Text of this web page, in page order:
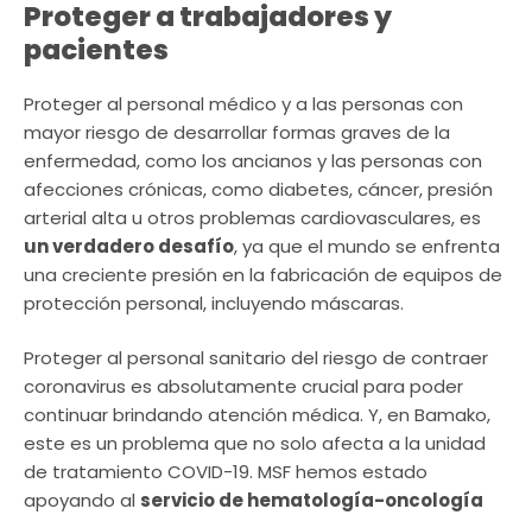
Proteger a trabajadores y
pacientes
Proteger al personal médico y a las personas con
mayor riesgo de desarrollar formas graves de la
enfermedad, como los ancianos y las personas con
afecciones crónicas, como diabetes, cáncer, presión
arterial alta u otros problemas cardiovasculares, es
un verdadero desafío, ya que el mundo se enfrenta
una creciente presión en la fabricación de equipos de
protección personal, incluyendo máscaras.
Proteger al personal sanitario del riesgo de contraer
coronavirus es absolutamente crucial para poder
continuar brindando atención médica. Y, en Bamako,
este es un problema que no solo afecta a la unidad
de tratamiento COVID-19. MSF hemos estado
apoyando al servicio de hematología-oncología